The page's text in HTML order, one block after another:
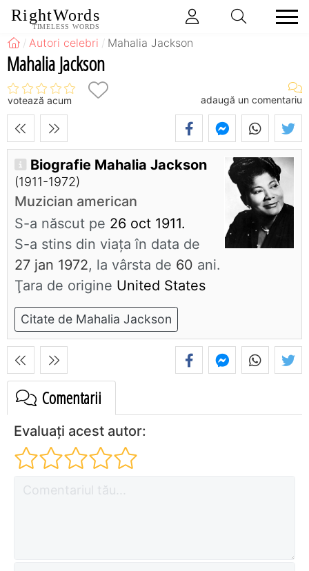
RightWords
TIMELESS WORDS
Autori celebri Mahalia Jackson
Mahalia Jackson
votează acum adaugă un comentariu
Biografie Mahalia Jackson
(1911-1972)
Muzician american
S-a născut pe 26 oct 1911.
S-a stins din viaţa în data de
27 jan 1972, la vârsta de 60 ani.
Ţara de origine United States
Citate de Mahalia Jackson
Comentarii
Evaluați acest autor: